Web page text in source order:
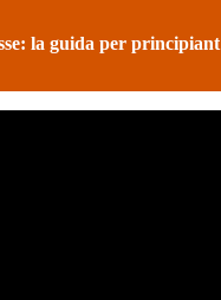
la guida per principiant